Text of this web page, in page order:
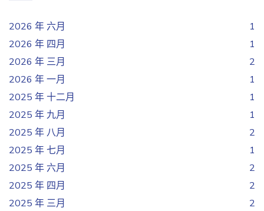
2026 年 六月
1
2026 年 四月
1
2026 年 三月
2
2026 年 一月
1
2025 年 十二月
1
2025 年 九月
1
2025 年 八月
2
2025 年 七月
1
2025 年 六月
2
2025 年 四月
2
2025 年 三月
2